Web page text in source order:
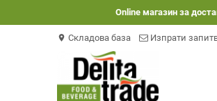
Оnline магазин за
location_on Складова база Изпрати